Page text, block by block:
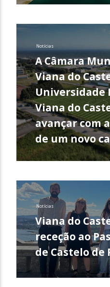
Notícias
A Câmara
Viana do
Universidade
Viana do
avançar com
de um novo
Notícias
Viana do
receção ao
de Castelo de